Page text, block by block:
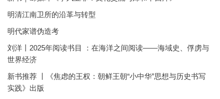
明清江南卫所的沿革与转型
明代家谱伪造考
刘洋丨2025年阅读书目 ：在海洋之间阅读——海域史、俘虏与
世界经济
新书推荐 丨《焦虑的王权：朝鲜王朝“小中华”思想与历史书写
实践》出版